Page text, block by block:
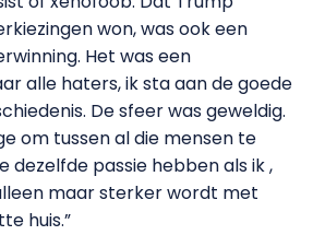
won, was ook een
Het was een
alle haters, ik sta aan de goede
De sfeer was geweldig.
om tussen al die mensen te
dezelfde passie hebben als ik ,
maar sterker wordt met
huis.”